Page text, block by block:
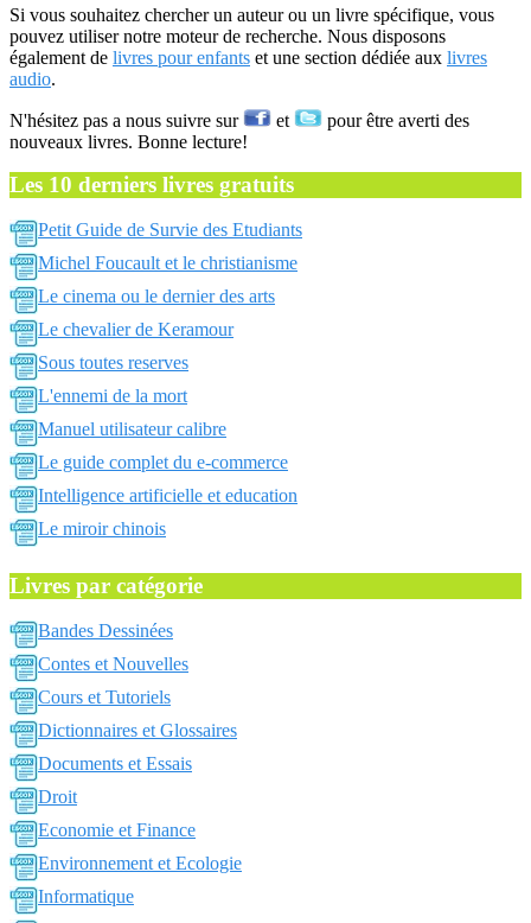
Si vous souhaitez chercher un auteur ou un livre spécifique, vous
pouvez utiliser notre moteur de recherche. Nous disposons
également de livres pour enfants et une section dédiée aux livres
audio.
N'hésitez pas a nous suivre sur et
pour être averti des
nouveaux livres. Bonne lecture!
Les 10 derniers livres gratuits
Petit Guide de Survie des Etudiants
Michel Foucault et le christianisme
Le cinema ou le dernier des arts
Le chevalier de Keramour
Sous toutes reserves
L'ennemi de la mort
Manuel utilisateur calibre
Le guide complet du e-commerce
Intelligence artificielle et education
Le miroir chinois
Livres par catégorie
Bandes Dessinées
Contes et Nouvelles
Cours et Tutoriels
Dictionnaires et Glossaires
Documents et Essais
Droit
Economie et Finance
Environnement et Ecologie
Informatique